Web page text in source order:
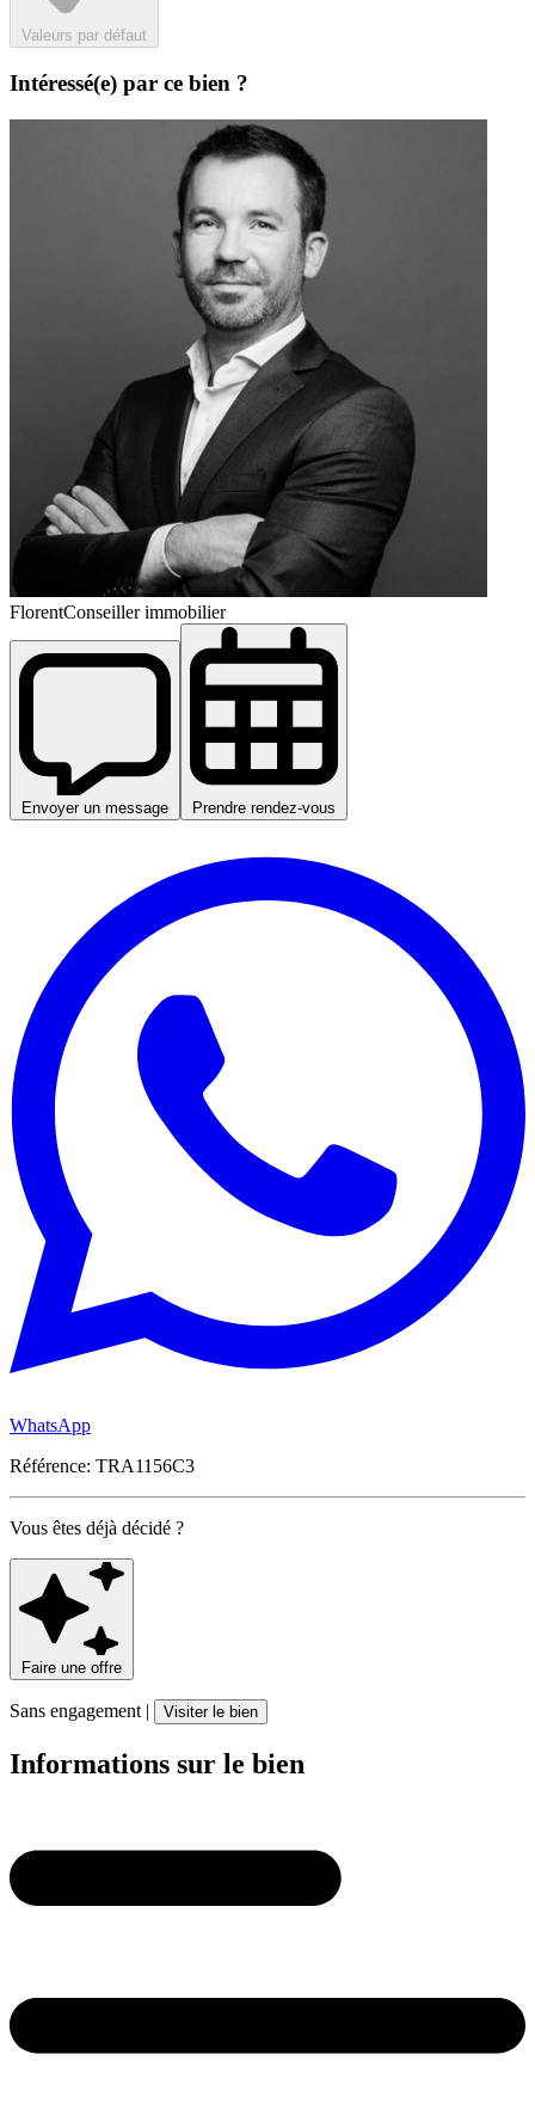
Valeurs par défaut
Intéressé(e) par ce bien ?
FlorentConseiller immobilier
Envoyer un message Prendre rendez-vous
WhatsApp
Référence: TRA1156C3
Vous êtes déjà décidé ?
Faire une offre
Sans engagement | Visiter le bien
Informations sur le bien